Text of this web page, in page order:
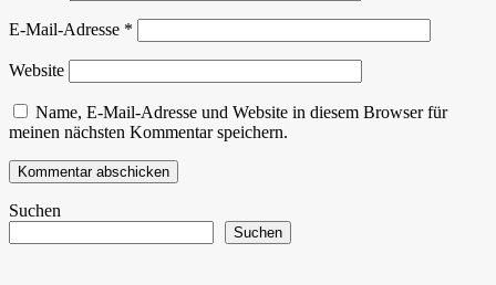
E-Mail-Adresse *
Website
Name, E-Mail-Adresse und Website in diesem Browser für
meinen nächsten Kommentar speichern.
Suchen
Suchen